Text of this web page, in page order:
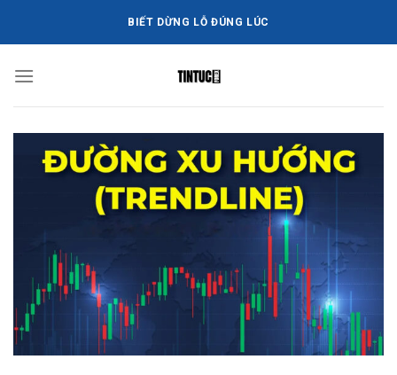
dung
BIẾT DỪNG LỖ ĐÚNG LÚC